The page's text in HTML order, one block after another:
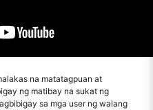
na matatagpuan at
ng matibay na sukat ng
sa mga user ng walang